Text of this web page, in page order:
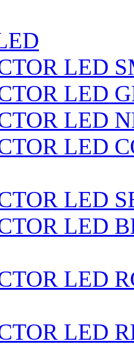
LED
LED
LED
LED
LED
LED
LED
LED